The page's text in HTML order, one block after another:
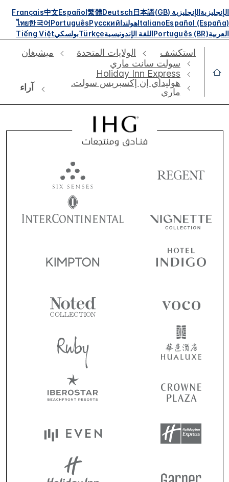
الإنجليزيةالإنجليزية (GB) 日本語
Deutsch
繁體
Español
中文
Français
Español (España)
ItalianoهولنداРусский
Português
한국어
ไทย
العربيةPortuguês (BR)اللغة الإندونيسيةTürkçeبولسكيTiếng Việt
استكشف الولايات المتحدة
ميشيغان
سولت سانت ماري
Holiday Inn Express
هوليداي إن إكسبريس سولت.
ماري
آراء